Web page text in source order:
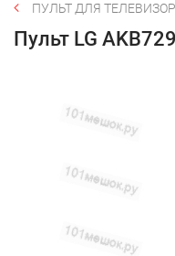
ПУЛЬТ ДЛЯ
Пульт LG